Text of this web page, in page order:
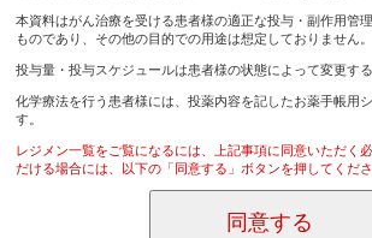
本資料はがん治療を受ける患者様の適正な投与・副作用管
ものであり、その他の目的での用途は想定しておりません。
投与量・投与スケジュールは患者様の状態によって変更する
化学療法を行う患者様には、投薬内容を記したお薬手帳用
す。
レジメン一覧をご覧になるには、上記事項に同意いただく
だける場合には、以下の「同意する」ボタンを押してくださ